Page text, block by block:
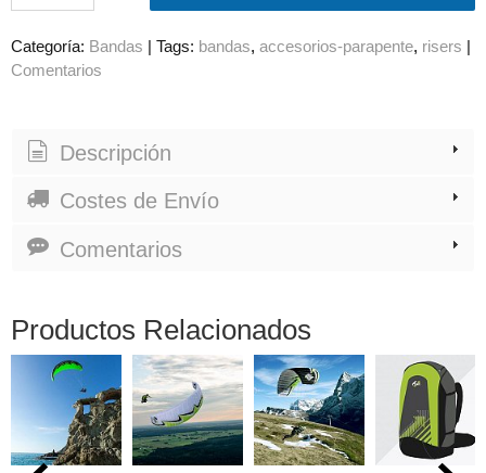
Categoría: Bandas | Tags: bandas accesorios-parapente risers |
Comentarios
Descripción
Costes de Envío
Comentarios
Productos Relacionados